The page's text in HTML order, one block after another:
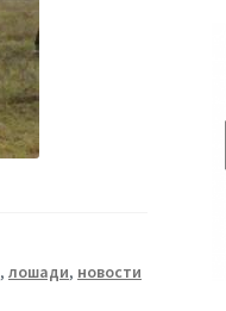
,лошади, новости